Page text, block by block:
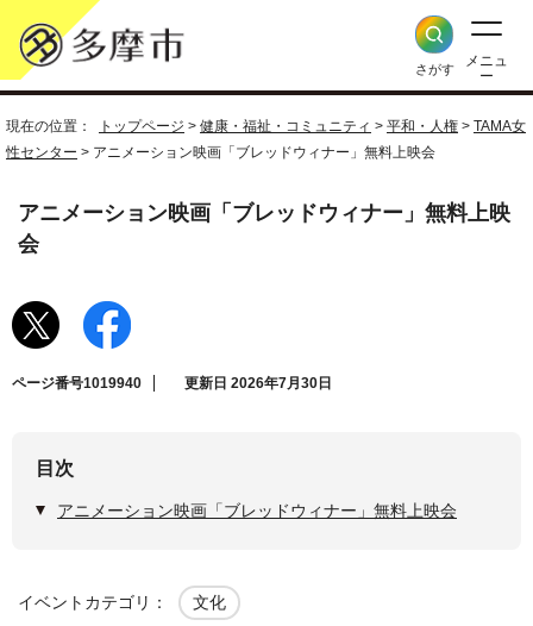
さがす
メニュ
ー
現在の位置： トップページ > 健康・福祉・コミュニティ > 平和・人権 > TAMA女
性センター > アニメーション映画「ブレッドウィナー」無料上映会
アニメーション映画「ブレッドウィナー」無料上映
会
ページ番号1019940 更新日 2026年7月30日
目次
アニメーション映画「ブレッドウィナー」無料上映会
イベントカテゴリ： 文化